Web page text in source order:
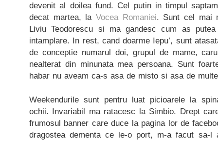
devenit al doilea fund. Cel putin in timpul
decat martea, la Vocea Romaniei. Sunt cel mai
Liviu Teodorescu si ma gandesc cum as
intamplare. In rest, cand doarme Iepu’, sunt
de conceptie numarul doi, grupul de mame,
nealterat din minunata mea persoana. Sunt
habar nu aveam ca-s asa de misto si asa de
Weekendurile sunt pentru luat picioarele la
ochii. Invariabil ma ratacesc la Simbio. Drept
frumosul banner care duce la pagina lor de
dragostea dementa ce le-o port, m-a facut sa-